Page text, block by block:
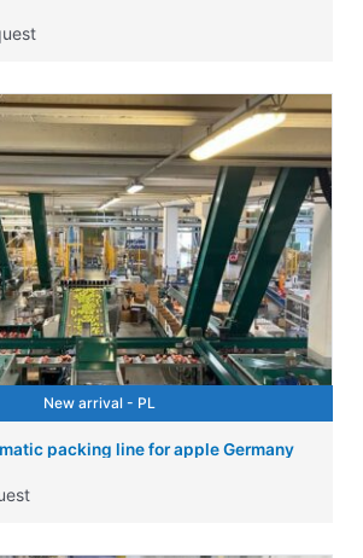
New arrival - PL
packing line for apple Germany